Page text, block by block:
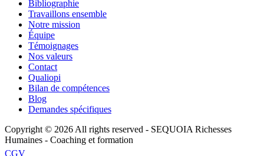
Bibliographie
Travaillons ensemble
Notre mission
Équipe
Témoignages
Nos valeurs
Contact
Qualiopi
Bilan de compétences
Blog
Demandes spécifiques
Copyright © 2026 All rights reserved - SEQUOIA Richesses
Humaines - Coaching et formation
CGV